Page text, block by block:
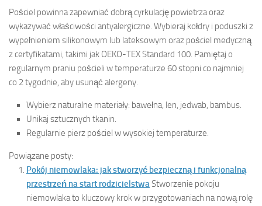
Pościel powinna zapewniać dobrą cyrkulację powietrza oraz
wykazywać właściwości antyalergiczne. Wybieraj kołdry i poduszki z
wypełnieniem silikonowym lub lateksowym oraz pościel medyczną
z certyfikatami, takimi jak OEKO-TEX Standard 100. Pamiętaj o
regularnym praniu pościeli w temperaturze 60 stopni co najmniej
co 2 tygodnie, aby usunąć alergeny.
Wybierz naturalne materiały: bawełna, len, jedwab, bambus.
Unikaj sztucznych tkanin.
Regularnie pierz pościel w wysokiej temperaturze.
Powiązane posty:
Pokój niemowlaka: jak stworzyć bezpieczną i funkcjonalną
przestrzeń na start rodzicielstwaStworzenie pokoju
niemowlaka to kluczowy krok w przygotowaniach na nową rolę